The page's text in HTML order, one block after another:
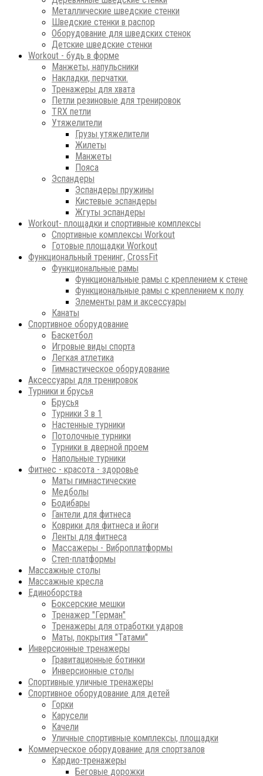
Металлические шведские стенки
Шведские стенки в распор
Оборудование для шведских стенок
Детские шведские стенки
Workout - будь в форме
Манжеты, напульсники
Накладки, перчатки.
Тренажеры для хвата
Петли резиновые для тренировок
ТRХ петли
Утяжелители
Грузы утяжелители
Жилеты
Манжеты
Пояса
Эспандеры
Эспандеры пружины
Кистевые эспандеры
Жгуты эспандеры
Workout- площадки и спортивные комплексы
Спортивные комплексы Workout
Готовые площадки Workout
Функциональный тренинг, CrossFit
Функциональные рамы
Функциональные рамы с креплением к стене
Функциональные рамы с креплением к полу
Элементы рам и аксессуары
Канаты
Спортивное оборудование
Баскетбол
Игровые виды спорта
Легкая атлетика
Гимнастическое оборудование
Аксессуары для тренировок
Турники и брусья
Брусья
Турники 3 в 1
Настенные турники
Потолочные турники
Турники в дверной проем
Напольные турники
Фитнес - красота - здоровье
Маты гимнастические
Медболы
Бодибары
Гантели для фитнеса
Коврики для фитнеса и йоги
Ленты для фитнеса
Массажеры - Виброплатформы
Степ-платформы
Массажные столы
Массажные кресла
Единоборства
Боксерские мешки
Тренажер "Герман"
Тренажеры для отработки ударов
Маты, покрытия "Татами"
Инверсионные тренажеры
Гравитационные ботинки
Инверсионные столы
Спортивные уличные тренажеры
Спортивное оборудование для детей
Горки
Карусели
Качели
Уличные спортивные комплексы, площадки
Коммерческое оборудование для спортзалов
Кардио-тренажеры
Беговые дорожки